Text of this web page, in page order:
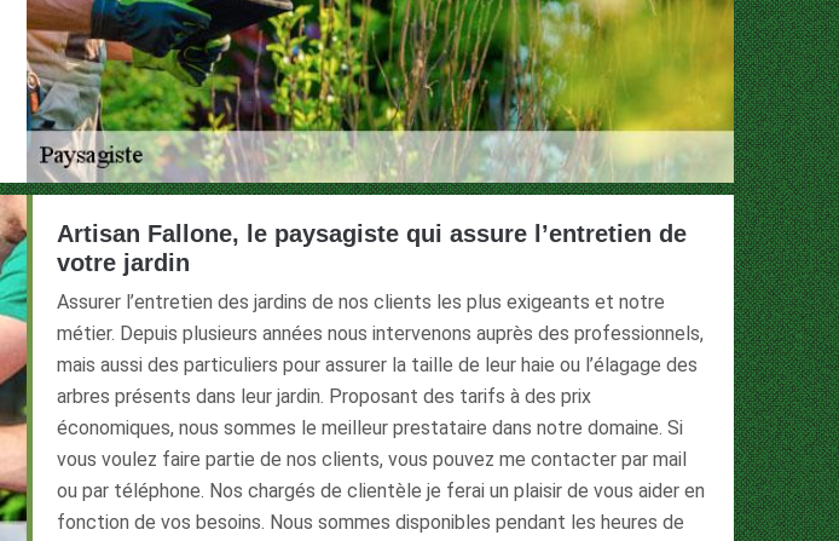
Artisan Fallone, le paysagiste qui assure l’entretien de
votre jardin
Assurer l’entretien des jardins de nos clients les plus exigeants et notre
métier. Depuis plusieurs années nous intervenons auprès des professionnels,
mais aussi des particuliers pour assurer la taille de leur haie ou l’élagage des
arbres présents dans leur jardin. Proposant des tarifs à des prix
économiques, nous sommes le meilleur prestataire dans notre domaine. Si
vous voulez faire partie de nos clients, vous pouvez me contacter par mail
ou par téléphone. Nos chargés de clientèle je ferai un plaisir de vous aider en
fonction de vos besoins. Nous sommes disponibles pendant les heures de